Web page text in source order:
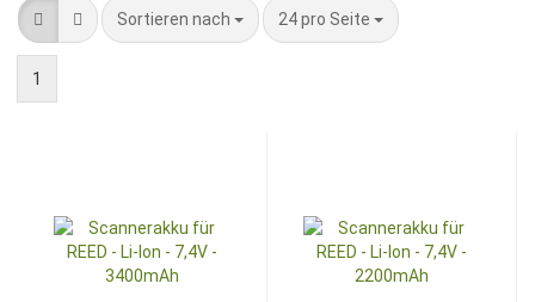
Sortieren nach
Sortieren nach 24 pro Seite
pro Seite
1